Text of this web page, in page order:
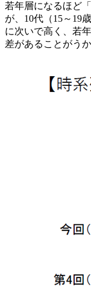
若年層になるほど
が、10代（15～19
に次いで高く、若
差があることがう